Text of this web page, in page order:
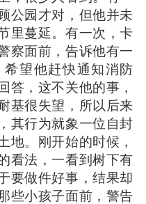
公园才对，但他并未
里蔓延。有一次，卡
察面前，告诉他有一
望他赶快通知消防
答，这不关他的事，
基很失望，所以后来
其行为就象一位自封
地。刚开始的时候，
看法，一看到树下有
要做件好事，结果却
些小孩子面前，警告